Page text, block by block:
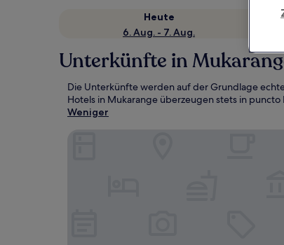
Heute
6. Aug. - 7. Aug.
Unterkünfte in
Die Unterkünfte werden auf der Grundlage
Hotels in Mukarange überzeugen stets in
Weniger